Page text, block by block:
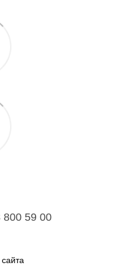
800 59 00